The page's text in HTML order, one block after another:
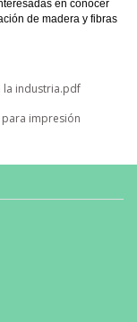
en conocer
de madera y fibras
la industria.pdf
impresión